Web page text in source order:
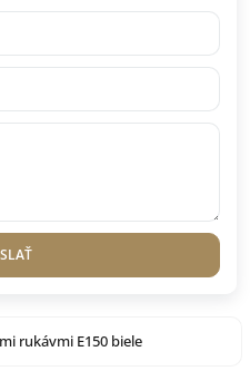
rukávmi E150 biele